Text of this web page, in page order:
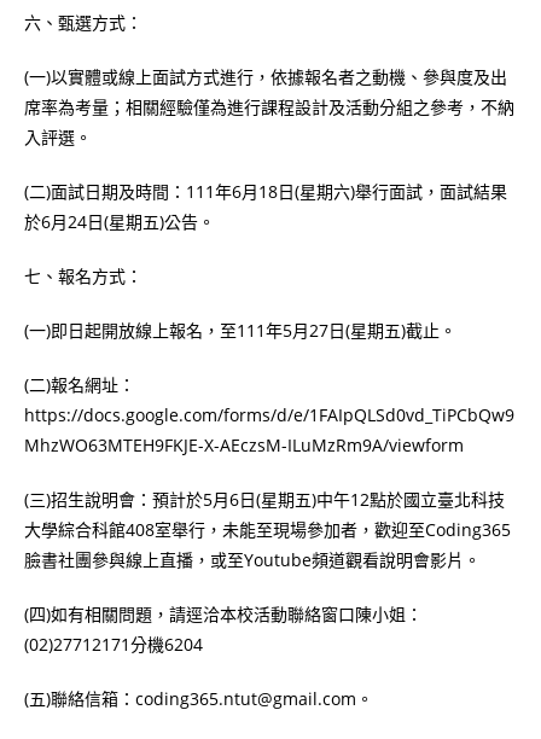
六、甄選方式：
(一)以實體或線上面試方式進行，依據報名者之動機、參與度及出
席率為考量；相關經驗僅為進行課程設計及活動分組之參考，不納
入評選。
(二)面試日期及時間：111年6月18日(星期六)舉行面試，面試結果
於6月24日(星期五)公告。
七、報名方式：
(一)即日起開放線上報名，至111年5月27日(星期五)截止。
(二)報名網址：
https://docs.google.com/forms/d/e/1FAIpQLSd0vd_TiPCbQw9
MhzWO63MTEH9FKJE-X-AEczsM-ILuMzRm9A/viewform
(三)招生說明會：預計於5月6日(星期五)中午12點於國立臺北科技
大學綜合科館408室舉行，未能至現場參加者，歡迎至Coding365
臉書社團參與線上直播，或至Youtube頻道觀看說明會影片。
(四)如有相關問題，請逕洽本校活動聯絡窗口陳小姐：
(02)27712171分機6204
(五)聯絡信箱：coding365.ntut@gmail.com。